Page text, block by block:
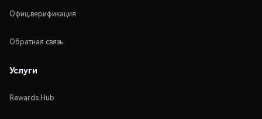
Офиц.верификация
Обратная связь
Услуги
Rewards Hub